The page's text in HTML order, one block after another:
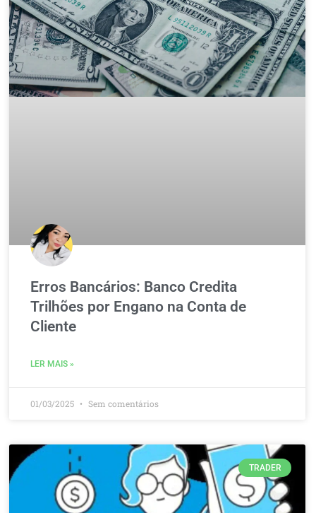
Erros Bancários: Banco Credita
Trilhões por Engano na Conta de
Cliente
LER MAIS »
01/03/2025 Sem comentários
TRADER